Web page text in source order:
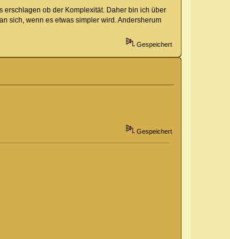
erschlagen ob der Komplexität. Daher bin ich über
sich, wenn es etwas simpler wird. Andersherum
Gespeichert
Gespeichert